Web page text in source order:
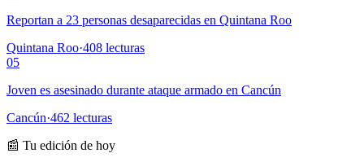
Reportan a 23 personas desaparecidas en Quintana Roo
Quintana Roo·408 lecturas
05
Joven es asesinado durante ataque armado en Cancún
Cancún·462 lecturas
📰 Tu edición de hoy